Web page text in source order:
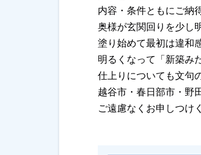
内容・条件ともにご納
奥様が玄関回りを少し
塗り始めて最初は違和
明るくなって「新築み
仕上りについても文句
越谷市・春日部市・野
ご遠慮なくお申しつけ